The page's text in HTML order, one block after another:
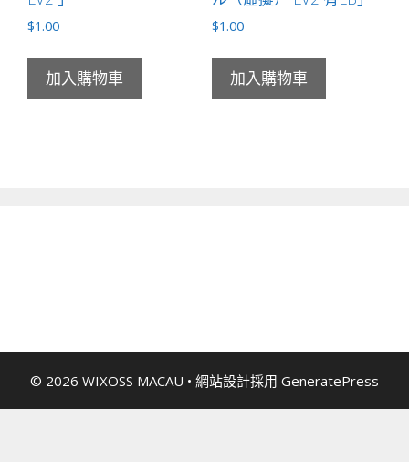
$1.00
加入購物車
$1.00
加入購物車
© 2026 WIXOSS MACAU • 網站設計採用 GeneratePress